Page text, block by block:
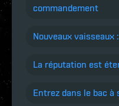
commandement
Nouveaux
La réputation est
Entrez dans le bac à